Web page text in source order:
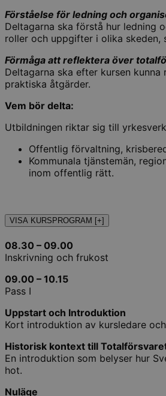
Förståelse för ledning och
Deltagarna ska förstå hur ledning
roller och uppgifter i olika skeden,
Förmåga att reflektera över
Deltagarna ska efter kursen
praktiska åtgärder.
Vem bör delta:
Utbildningen riktar sig till
Offentlig förvaltning,
Kommunala tjänstemän,
inom offentlig rätt.
VISA KURSPROGRAM [+]
08.30 – 09.00
Inskrivning och frukost
09.00 – 10.15
Pass I
Uppstart och Introduktion
Kort introduktion av kursledare
Historisk kontext till
En introduktion som belyser hur
hot.
Nuläge